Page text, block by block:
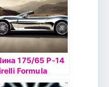
175/65 Р-14
Formula
82T б/к